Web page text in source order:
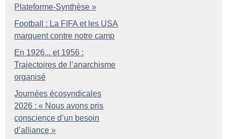
Plateforme-Synthèse »
Football : La FIFA et les USA
marquent contre notre camp
En 1926... et 1956 :
Trajectoires de l’anarchisme
organisé
Journées écosyndicales
2026 : « Nous avons pris
conscience d’un besoin
d’alliance »